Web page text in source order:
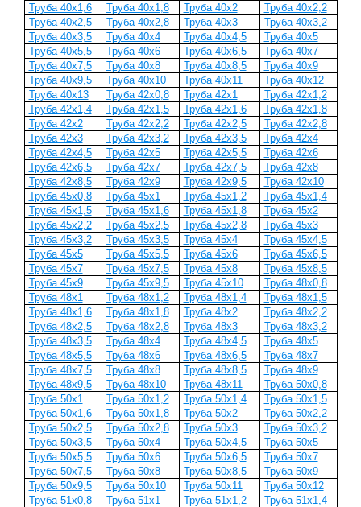
Труба 40x1,6
Труба 40x1,8 Труба 40x2
Труба 40x2,2
Труба 40x2,5
Труба 40x2,8 Труба 40x3
Труба 40x3,2
Труба 40x3,5
Труба 40x4 Труба 40x4,5
Труба 40x5
Труба 40x5,5
Труба 40x6 Труба 40x6,5
Труба 40x7
Труба 40x7,5
Труба 40x8 Труба 40x8,5
Труба 40x9
Труба 40x9,5
Труба 40x10 Труба 40x11
Труба 40x12
Труба 40x13
Труба 42x0,8 Труба 42x1
Труба 42x1,2
Труба 42x1,4
Труба 42x1,5 Труба 42x1,6
Труба 42x1,8
Труба 42x2
Труба 42x2,2 Труба 42x2,5
Труба 42x2,8
Труба 42x3
Труба 42x3,2 Труба 42x3,5
Труба 42x4
Труба 42x4,5
Труба 42x5 Труба 42x5,5
Труба 42x6
Труба 42x6,5
Труба 42x7 Труба 42x7,5
Труба 42x8
Труба 42x8,5
Труба 42x9 Труба 42x9,5
Труба 42x10
Труба 45x0,8
Труба 45x1 Труба 45x1,2
Труба 45x1,4
Труба 45x1,5
Труба 45x1,6 Труба 45x1,8
Труба 45x2
Труба 45x2,2
Труба 45x2,5 Труба 45x2,8
Труба 45x3
Труба 45x3,2
Труба 45x3,5 Труба 45x4
Труба 45x4,5
Труба 45x5
Труба 45x5,5 Труба 45x6
Труба 45x6,5
Труба 45x7
Труба 45x7,5 Труба 45x8
Труба 45x8,5
Труба 45x9
Труба 45x9,5 Труба 45x10
Труба 48x0,8
Труба 48x1
Труба 48x1,2 Труба 48x1,4
Труба 48x1,5
Труба 48x1,6
Труба 48x1,8 Труба 48x2
Труба 48x2,2
Труба 48x2,5
Труба 48x2,8 Труба 48x3
Труба 48x3,2
Труба 48x3,5
Труба 48x4 Труба 48x4,5
Труба 48x5
Труба 48x5,5
Труба 48x6 Труба 48x6,5
Труба 48x7
Труба 48x7,5
Труба 48x8 Труба 48x8,5
Труба 48x9
Труба 48x9,5
Труба 48x10 Труба 48x11
Труба 50x0,8
Труба 50x1
Труба 50x1,2 Труба 50x1,4
Труба 50x1,5
Труба 50x1,6
Труба 50x1,8 Труба 50x2
Труба 50x2,2
Труба 50x2,5
Труба 50x2,8 Труба 50x3
Труба 50x3,2
Труба 50x3,5
Труба 50x4 Труба 50x4,5
Труба 50x5
Труба 50x5,5
Труба 50x6 Труба 50x6,5
Труба 50x7
Труба 50x7,5
Труба 50x8 Труба 50x8,5
Труба 50x9
Труба 50x9,5
Труба 50x10 Труба 50x11
Труба 50x12
Труба 51x0,8
Труба 51x1 Труба 51x1,2
Труба 51x1,4